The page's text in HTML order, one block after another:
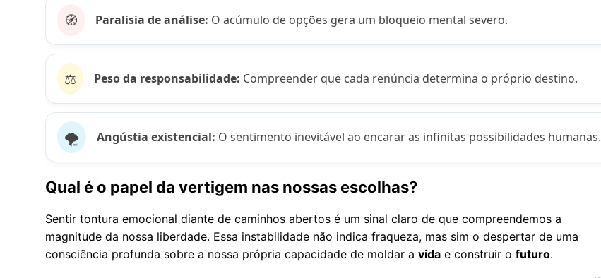
🧭 Paralisia de análise: O acúmulo de opções gera um bloqueio mental severo.
⚖️ Peso da responsabilidade: Compreender que cada renúncia determina o próprio destino.
🌪️ Angústia existencial: O sentimento inevitável ao encarar as infinitas possibilidades humanas.
Qual é o papel da vertigem nas nossas escolhas?
Sentir tontura emocional diante de caminhos abertos é um sinal claro de que compreendemos a
magnitude da nossa liberdade. Essa instabilidade não indica fraqueza, mas sim o despertar de uma
consciência profunda sobre a nossa própria capacidade de moldar a vida e construir o futuro.